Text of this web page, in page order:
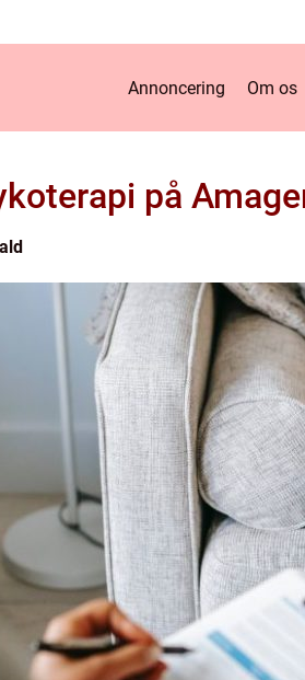
Annoncering Om os
på